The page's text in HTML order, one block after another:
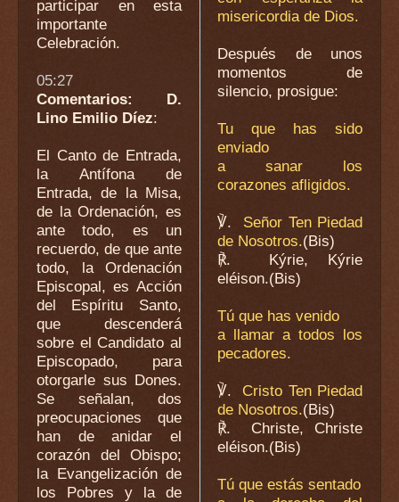
participar en esta
importante
Celebración.
05:27
Comentarios: D.
Lino Emilio Díez:
El Canto de Entrada,
la Antífona de
Entrada, de la Misa,
de la Ordenación, es
ante todo, es un
recuerdo, de que ante
todo, la Ordenación
Episcopal, es Acción
del Espíritu Santo,
que descenderá
sobre el Candidato al
Episcopado, para
otorgarle sus Dones.
Se señalan, dos
preocupaciones que
han de anidar el
corazón del Obispo;
la Evangelización de
los Pobres y la de
misericordia de Dios.
Después de unos
momentos de
silencio, prosigue:
Tu que has sido
enviado
a sanar los
corazones afligidos.
℣.
Señor Ten Piedad
de Nosotros.(Bis)
℟.
Kýrie, Kýrie
eléison.(Bis)
Tú que has venido
a llamar a todos los
pecadores.
℣.
Cristo Ten Piedad
de Nosotros.(Bis)
℟.
Christe, Christe
eléison.(Bis)
Tú que estás sentado